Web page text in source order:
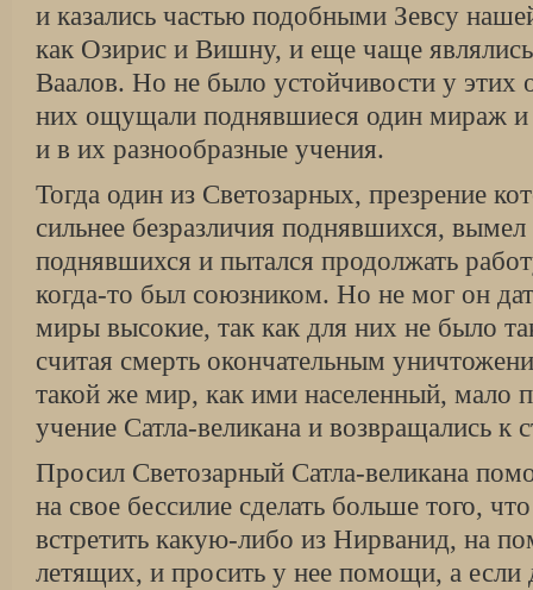
и казались частью подобными Зевсу
как Озирис и Вишну, и еще чаще
Ваалов. Но не было устойчивости у этих
них ощущали поднявшиеся один мираж и
и в их разнообразные учения.
Тогда один из Светозарных, презрение
сильнее безразличия поднявшихся,
поднявшихся и пытался продолжать
когда-то был союзником. Но не мог он
миры высокие, так как для них не было
считая смерть окончательным
такой же мир, как ими населенный, мало
учение Сатла-великана и возвращались
Просил Светозарный Сатла-великана
на свое бессилие сделать больше того,
встретить какую-либо из Нирванид, на
летящих, и просить у нее помощи, а если